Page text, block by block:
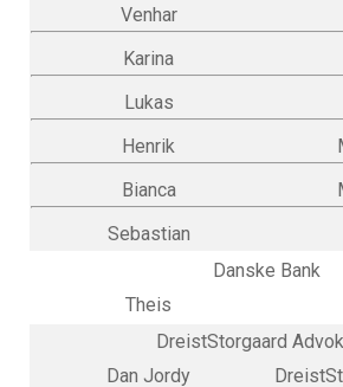
Venhar
Karina
Lukas
Henrik
Bianca
Sebastian
Danske Bank
Theis
DreistStorgaard
Dan Jordy